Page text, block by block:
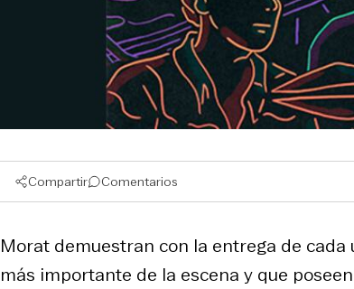
Compartir Comentarios
Morat demuestran con la entrega de
más importante de la escena y que